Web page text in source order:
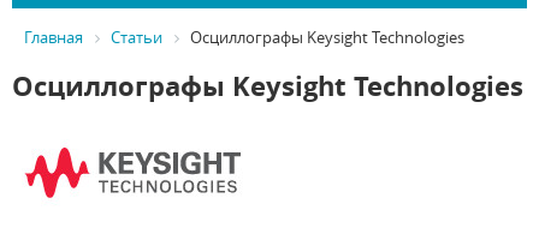
Главная Статьи Осциллографы Keysight Technologies
Осциллографы Keysight Technologies